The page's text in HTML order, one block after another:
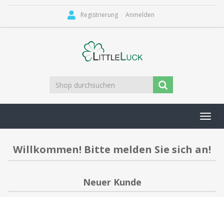
Registrierung Anmelden
Willkommen! Bitte melden Sie sich an!
Neuer Kunde